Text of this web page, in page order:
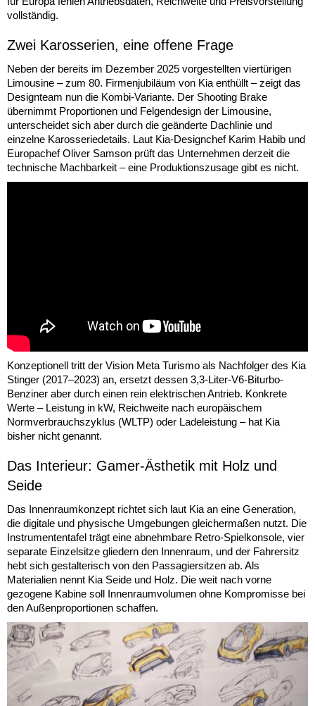
vollständig.
Zwei Karosserien, eine offene Frage
Neben der bereits im Dezember 2025 vorgestellten viertürigen
Limousine – zum 80. Firmenjubiläum von Kia enthüllt – zeigt das
Designteam nun die Kombi-Variante. Der Shooting Brake
übernimmt Proportionen und Felgendesign der Limousine,
unterscheidet sich aber durch die geänderte Dachlinie und
einzelne Karosseriedetails. Laut Kia-Designchef Karim Habib und
Europachef Oliver Samson prüft das Unternehmen derzeit die
technische Machbarkeit – eine Produktionszusage gibt es nicht.
Konzeptionell tritt der Vision Meta Turismo als Nachfolger des Kia
Stinger (2017–2023) an, ersetzt dessen 3,3-Liter-V6-Biturbo-
Benziner aber durch einen rein elektrischen Antrieb. Konkrete
Werte – Leistung in kW, Reichweite nach europäischem
Normverbrauchszyklus (WLTP) oder Ladeleistung – hat Kia
bisher nicht genannt.
Das Interieur: Gamer-Ästhetik mit Holz und
Seide
Das Innenraumkonzept richtet sich laut Kia an eine Generation,
die digitale und physische Umgebungen gleichermaßen nutzt. Die
Instrumententafel trägt eine abnehmbare Retro-Spielkonsole, vier
separate Einzelsitze gliedern den Innenraum, und der Fahrersitz
hebt sich gestalterisch von den Passagiersitzen ab. Als
Materialien nennt Kia Seide und Holz. Die weit nach vorne
gezogene Kabine soll Innenraumvolumen ohne Kompromisse bei
den Außenproportionen schaffen.